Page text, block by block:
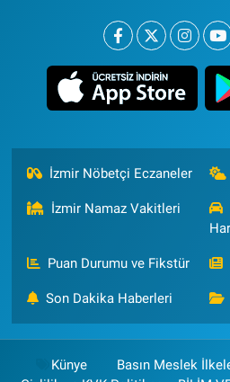
İzmir Nöbetçi Eczaneler
İzmir Namaz Vakitleri
Puan Durumu ve Fikstür
Son Dakika Haberleri
Künye Basın Meslek